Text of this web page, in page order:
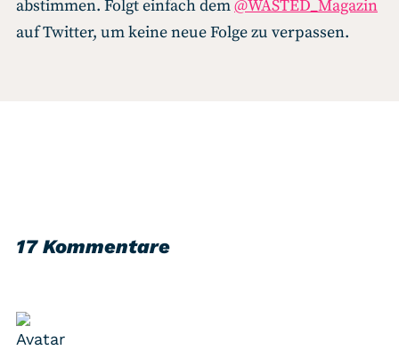
abstimmen. Folgt einfach dem@WASTED_Magazin
auf Twitter, um keine neue Folge zu verpassen.
17 Kommentare